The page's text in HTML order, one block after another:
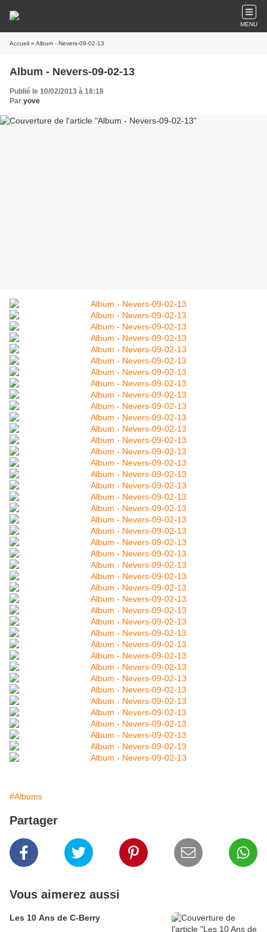
MENU
Accueil » Album - Nevers-09-02-13
Album - Nevers-09-02-13
Publié le 10/02/2013 à 18:18
Par yove
#Albums
Partager
Vous aimerez aussi
Les 10 Ans de C-Berry